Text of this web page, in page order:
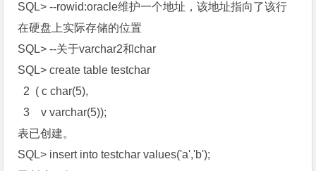
SQL> --rowid:oracle维护一个地址，该地址指向了该行
在硬盘上实际存储的位置
SQL> --关于varchar2和char
SQL> create table testchar
2 ( c char(5),
3 v varchar(5));
表已创建。
SQL> insert into testchar values('a','b');